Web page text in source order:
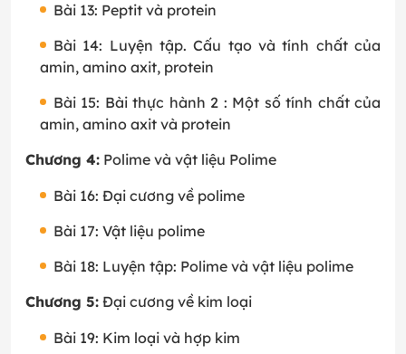
Bài 13: Peptit và protein
Bài 14: Luyện tập. Cấu tạo và tính chất của
amin, amino axit, protein
Bài 15: Bài thực hành 2 : Một số tính chất của
amin, amino axit và protein
Chương 4: Polime và vật liệu Polime
Bài 16: Đại cương về polime
Bài 17: Vật liệu polime
Bài 18: Luyện tập: Polime và vật liệu polime
Chương 5: Đại cương về kim loại
Bài 19: Kim loại và hợp kim